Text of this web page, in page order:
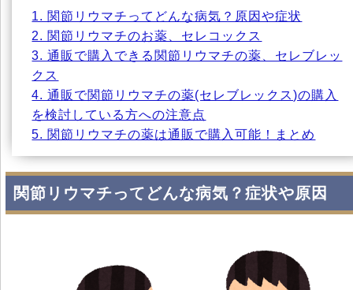
1. 関節リウマチってどんな病気？原因や症状
2. 関節リウマチのお薬、セレコックス
3. 通販で購入できる関節リウマチの薬、セレブレッ
クス
4. 通販で関節リウマチの薬(セレブレックス)の購入
を検討している方への注意点
5. 関節リウマチの薬は通販で購入可能！まとめ
関節リウマチってどんな病気？症状や原因